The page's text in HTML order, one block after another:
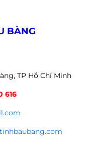
BÀNG
TP Hồ Chí Minh
616